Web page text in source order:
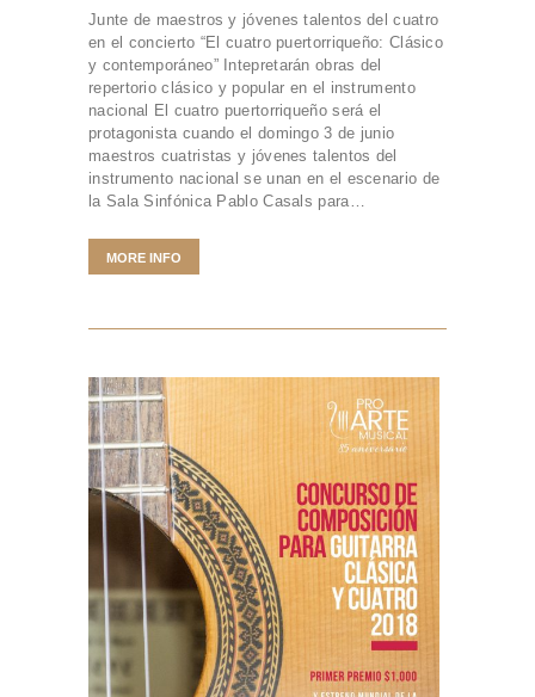
Junte de maestros y jóvenes talentos del cuatro
en el concierto “El cuatro puertorriqueño: Clásico
y contemporáneo” Intepretarán obras del
repertorio clásico y popular en el instrumento
nacional El cuatro puertorriqueño será el
protagonista cuando el domingo 3 de junio
maestros cuatristas y jóvenes talentos del
instrumento nacional se unan en el escenario de
la Sala Sinfónica Pablo Casals para…
MORE INFO